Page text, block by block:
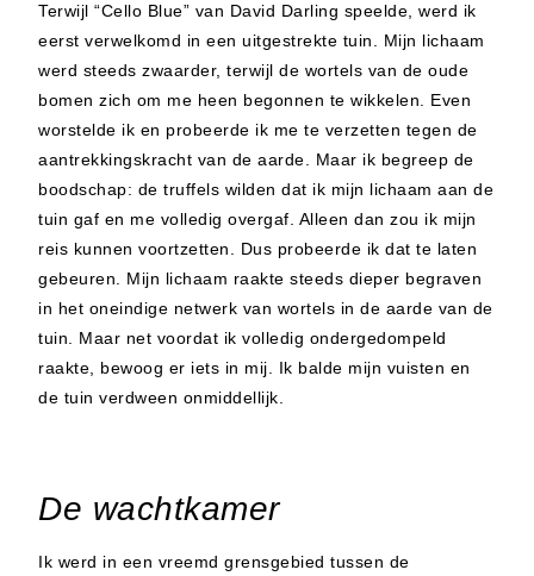
Terwijl “Cello Blue” van David Darling speelde, werd ik
eerst verwelkomd in een uitgestrekte tuin. Mijn lichaam
werd steeds zwaarder, terwijl de wortels van de oude
bomen zich om me heen begonnen te wikkelen. Even
worstelde ik en probeerde ik me te verzetten tegen de
aantrekkingskracht van de aarde. Maar ik begreep de
boodschap: de truffels wilden dat ik mijn lichaam aan de
tuin gaf en me volledig overgaf. Alleen dan zou ik mijn
reis kunnen voortzetten. Dus probeerde ik dat te laten
gebeuren. Mijn lichaam raakte steeds dieper begraven
in het oneindige netwerk van wortels in de aarde van de
tuin. Maar net voordat ik volledig ondergedompeld
raakte, bewoog er iets in mij. Ik balde mijn vuisten en
de tuin verdween onmiddellijk.
De wachtkamer
Ik werd in een vreemd grensgebied tussen de